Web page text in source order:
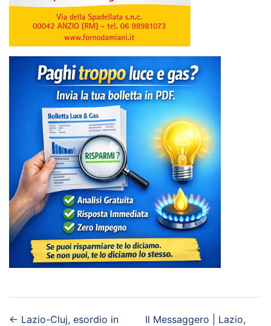
← Lazio-Cluj, esordio in
Il Messaggero | Lazio,